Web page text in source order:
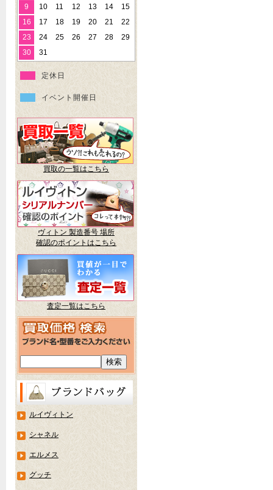
9
10 11 12 13 14
15
16
17 18 19 20 21
22
23
24 25 26 27 28
29
30
31
定休日
イベント開催日
買取の一覧はこちら
ヴィトン 製造番号 場所
確認のポイントはこちら
査定一覧はこちら
ルイヴィトン
シャネル
エルメス
グッチ